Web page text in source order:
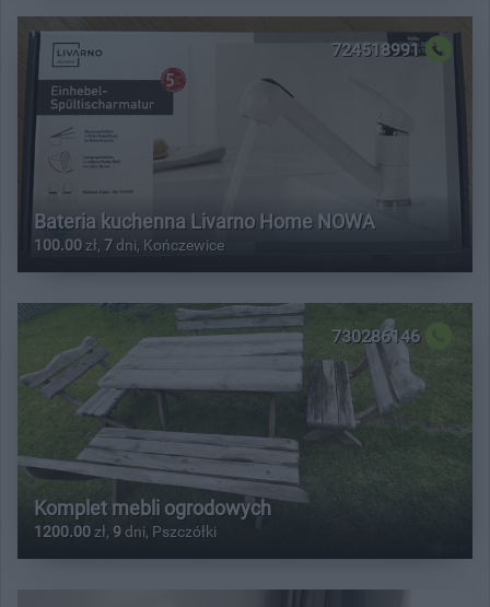
724518991
Bateria kuchenna Livarno Home NOWA
100.00 zł, 7 dni, Kończewice
730286146
Komplet mebli ogrodowych
1200.00 zł, 9 dni, Pszczółki